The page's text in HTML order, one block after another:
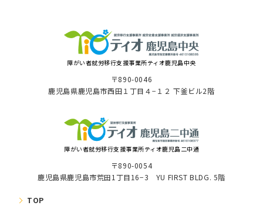
障がい者就労移⾏⽀援事業所ティオ⿅児島中央
〒890-0046
⿅児島県⿅児島市⻄⽥１丁⽬４−１２ 下釜ビル2階
障がい者就労移⾏⽀援事業所ティオ鹿児島二中通
〒890-0054
鹿児島県鹿児島市荒田1丁目16−3 YU FIRST BLDG. 5階
TOP